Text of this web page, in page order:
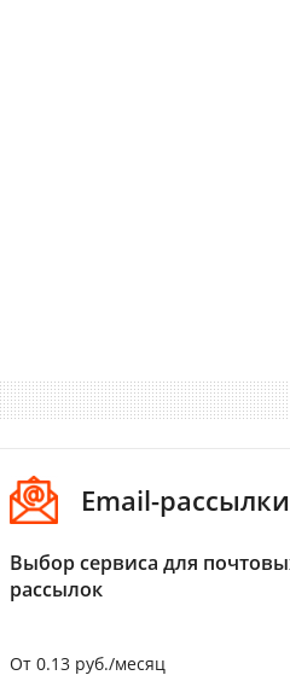
Email-рассылки
Выбор сервиса для
рассылок
От 0.13 руб./месяц